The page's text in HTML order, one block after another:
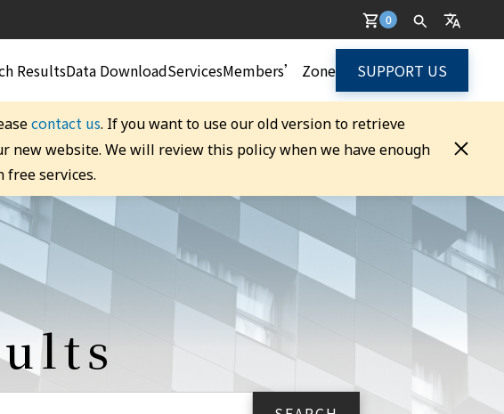
0
ResultsData DownloadServicesMembers’ Zone SUPPORT US
contact us. If you want to use our old version to retrieve
new website. We will review this policy when we have enough
free services.